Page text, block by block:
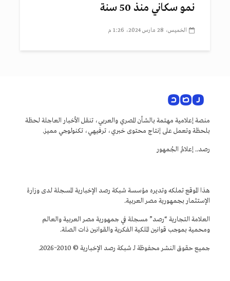
نمو سكاني منذ 50 سنة
الخميس، 28 مارس 2024، 1:26 م
منصة إعلامية مهتمة بالشأن المصري والعربي، تنقل الأخبار العاجلة لحظة
بلحظة وتعمل على إنتاج محتوى خبري، ترفيهي، تكنولوجي مميز.
رصد.. إعلامُ الجُمهور
هذا الموقع تملكه وتديره مؤسسة شبكة رصد الإخبارية المسجلة لدى وزارة
الإستثمار بجمهورية مصر العربية.
العلامة التجارية “رصد” مسجلة في جمهورية مصر العربية والعالم
ومحمية بموجب قوانين الملكية الفكرية والقوانين ذات الصلة.
جميع حقوق النشر محفوظة لـ شبكة رصد الإخبارية © 2010~2026.